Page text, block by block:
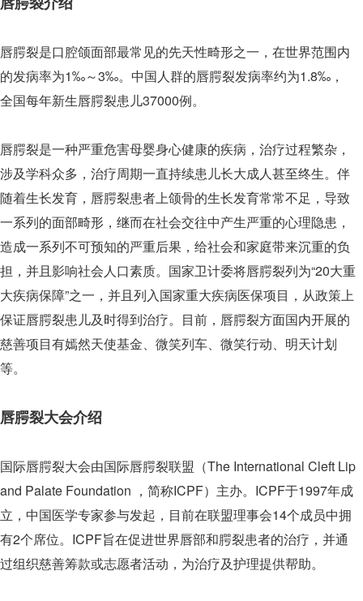
唇腭裂是口腔颌面部最常见的先天性畸形之一，在世界范围内
的发病率为1‰～3‰。中国人群的唇腭裂发病率约为1.8‰，
全国每年新生唇腭裂患儿37000例。
唇腭裂是一种严重危害母婴身心健康的疾病，治疗过程繁杂，
涉及学科众多，治疗周期一直持续患儿长大成人甚至终生。伴
随着生长发育，唇腭裂患者上颌骨的生长发育常常不足，导致
一系列的面部畸形，继而在社会交往中产生严重的心理隐患，
造成一系列不可预知的严重后果，给社会和家庭带来沉重的负
担，并且影响社会人口素质。国家卫计委将唇腭裂列为“20大重
大疾病保障”之一，并且列入国家重大疾病医保项目，从政策上
保证唇腭裂患儿及时得到治疗。目前，唇腭裂方面国内开展的
慈善项目有嫣然天使基金、微笑列车、微笑行动、明天计划
等。
唇腭裂大会介绍
国际唇腭裂大会由国际唇腭裂联盟（The International Cleft Lip
and Palate Foundation ，简称ICPF）主办。ICPF于1997年成
立，中国医学专家参与发起，目前在联盟理事会14个成员中拥
有2个席位。ICPF旨在促进世界唇部和腭裂患者的治疗，并通
过组织慈善筹款或志愿者活动，为治疗及护理提供帮助。